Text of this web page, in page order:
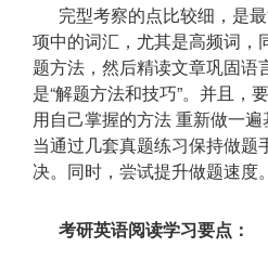
完型考察的点比较细，是
项中的词汇，尤其是高频词，
题方法，然后精读文章巩固语
是“解题方法和技巧”。并且
用自己掌握的方法 重新做一
当通过几套真题练习保持做
决。同时，尝试提升做题速
考研英语阅读学习要点：